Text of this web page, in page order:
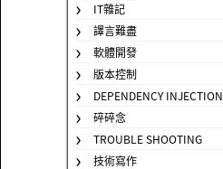
IT雜記
譯言難盡
軟體開發
版本控制
DEPENDENCY INJECTION
碎碎念
TROUBLE SHOOTING
技術寫作